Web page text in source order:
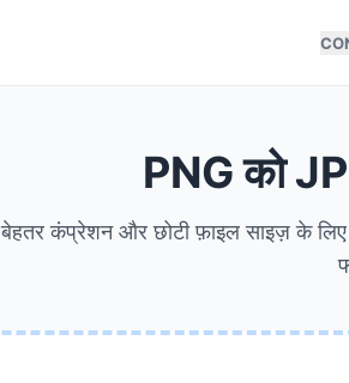
PNG को
बेहतर कंप्रेशन और छोटी फ़ाइल साइज़ के लिए